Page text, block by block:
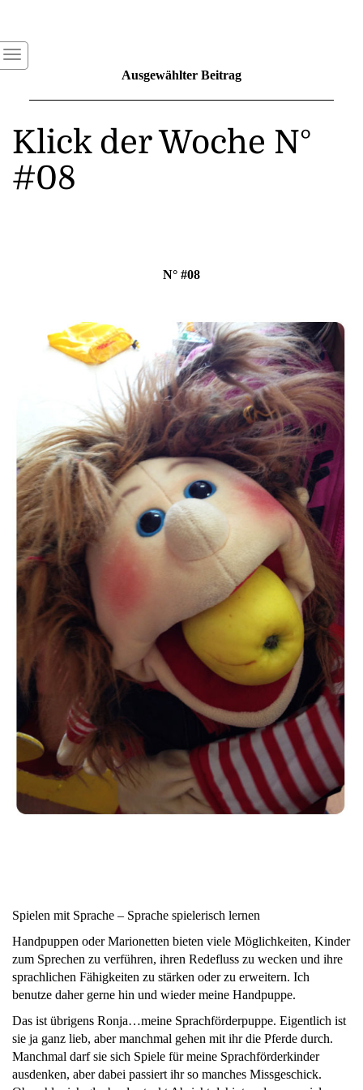
Ausgewählter Beitrag
Klick der Woche N°
#08
N° #08
Spielen mit Sprache – Sprache spielerisch lernen
Handpuppen oder Marionetten bieten viele Möglichkeiten, Kinder
zum Sprechen zu verführen, ihren Redefluss zu wecken und ihre
sprachlichen Fähigkeiten zu stärken oder zu erweitern. Ich
benutze daher gerne hin und wieder meine Handpuppe.
Das ist übrigens Ronja…meine Sprachförderpuppe. Eigentlich ist
sie ja ganz lieb, aber manchmal gehen mit ihr die Pferde durch.
Manchmal darf sie sich Spiele für meine Sprachförderkinder
ausdenken, aber dabei passiert ihr so manches Missgeschick.